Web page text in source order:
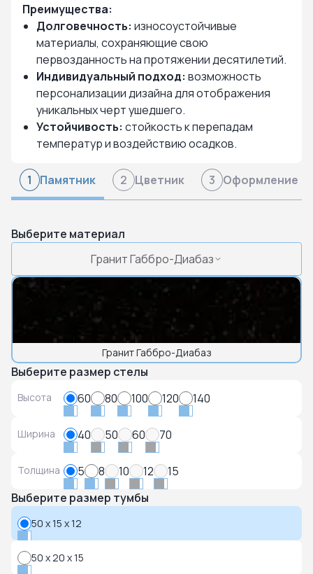
Преимущества:
Долговечность: износоустойчивые
материалы, сохраняющие свою
первозданность на протяжении десятилетий.
Индивидуальный подход: возможность
персонализации дизайна для отображения
уникальных черт ушедшего.
Устойчивость: стойкость к перепадам
температур и воздействию осадков.
1 Памятник 2 Цветник 3 Оформление
Выберите материал
Гранит Габбро-Диабаз
Гранит Габбро-Диабаз
Выберите размер стелы
Высота 60 80 100 120 140
Ширина 40 50 60 70
Толщина 5 8 10 12
15
Выберите размер тумбы
50 x 15 x 12
50 x 20 x 15